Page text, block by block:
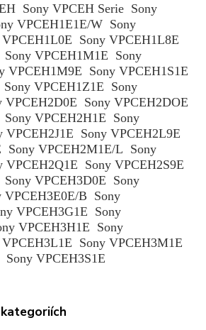
Sony VPCEH Serie Sony
VPCEH1E1E/W Sony
Sony VPCEH1L8E
VPCEH1M1E Sony
VPCEH1M9E Sony VPCEH1S1E
VPCEH1Z1E Sony
VPCEH2D0E Sony VPCEH2DOE
Sony VPCEH2H1E Sony
VPCEH2J1E Sony VPCEH2L9E
Sony VPCEH2M1E/L Sony
Sony VPCEH2S9E
VPCEH3D0E Sony
VPCEH3E0E/B Sony
VPCEH3G1E Sony
VPCEH3H1E Sony
Sony VPCEH3M1E
VPCEH3S1E